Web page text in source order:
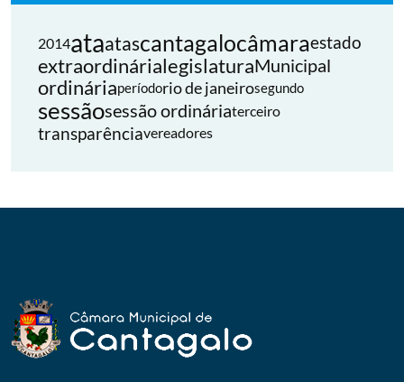
2014ataatascantagalocâmaraestado
extraordinárialegislaturaMunicipal
ordináriaperíodorio de janeirosegundo
sessãosessão ordináriaterceiro
transparênciavereadores